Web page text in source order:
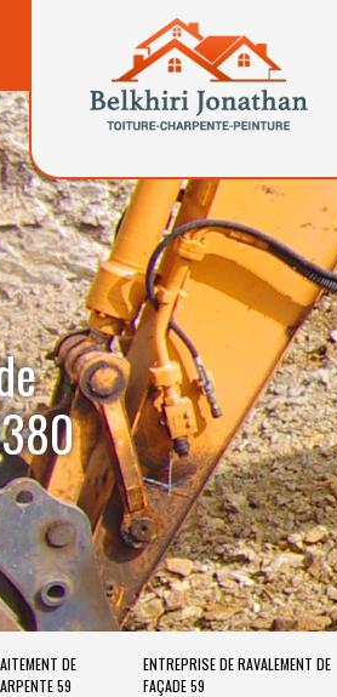
DE
59
ENTREPRISE DE RAVALEMENT DE
FAÇADE 59